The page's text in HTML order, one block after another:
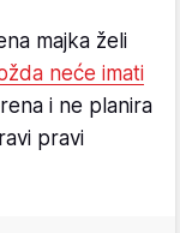
majka želi
neće imati
i ne planira
pravi